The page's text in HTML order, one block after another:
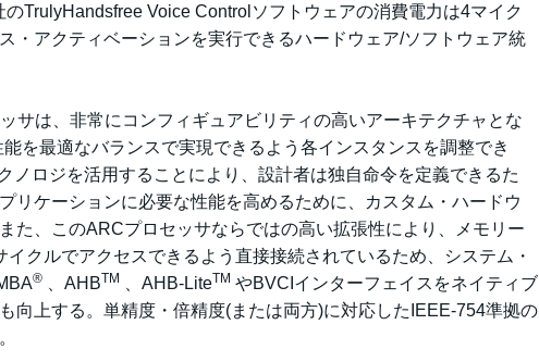
TrulyHandsfree Voice Controlソフトウェアの消費電力は4マイク
・アクティベーションを実行できるハードウェア/ソフトウェア統
サは、非常にコンフィギュアビリティの高いアーキテクチャとな
を最適なバランスで実現できるよう各インスタンスを調整でき
ノロジを活用することにより、設計者は独自命令を定義できるた
リケーションに必要な性能を高めるために、カスタム・ハードウ
た、このARCプロセッサならではの高い拡張性により、メモリー
クルでアクセスできるよう直接接続されているため、システム・
® 、AHBTM 、AHB-LiteTM やBVCIインターフェイスをネイティブ
向上する。単精度・倍精度(または両方)に対応したIEEE-754準拠の